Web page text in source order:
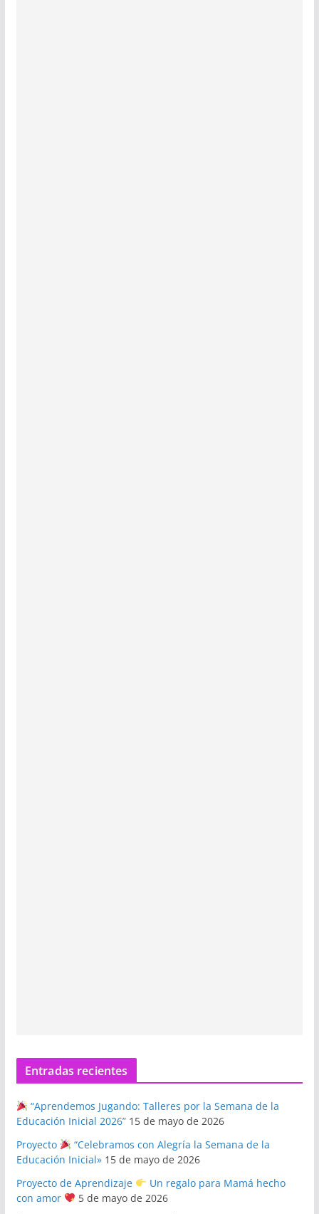
Entradas recientes
“Aprendemos Jugando: Talleres por la Semana de la
Educación Inicial 2026” 15 de mayo de 2026
Proyecto
“Celebramos con Alegría la Semana de la
Educación Inicial» 15 de mayo de 2026
Proyecto de Aprendizaje
Un regalo para Mamá hecho
con amor
5 de mayo de 2026